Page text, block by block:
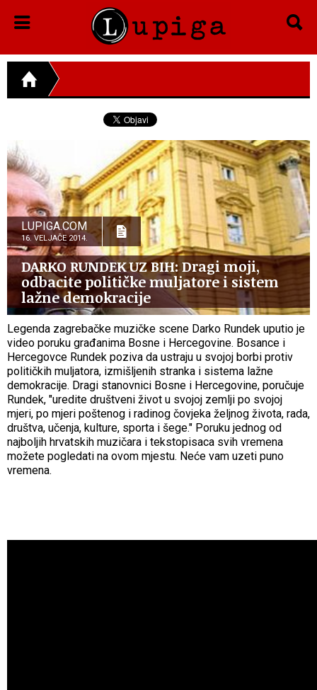
LUPIGA.COM
16. VELJAČE 2014.
DARKO RUNDEK UZ BIH: Dragi moji,
odbacite političke muljatore i sistem
lažne demokracije
Legenda zagrebačke muzičke scene Darko Rundek uputio je
video poruku građanima Bosne i Hercegovine. Bosance i
Hercegovce Rundek poziva da ustraju u svojoj borbi protiv
političkih muljatora, izmišljenih stranka i sistema lažne
demokracije. Dragi stanovnici Bosne i Hercegovine, poručuje
Rundek, "uredite društveni život u svojoj zemlji po svojoj
mjeri, po mjeri poštenog i radinog čovjeka željnog života, rada,
društva, učenja, kulture, sporta i šege." Poruku jednog od
najboljih hrvatskih muzičara i tekstopisaca svih vremena
možete pogledati na ovom mjestu. Neće vam uzeti puno
vremena.